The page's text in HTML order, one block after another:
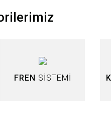
bulunuyor.
olmalı.
FREN SİSTEMİ